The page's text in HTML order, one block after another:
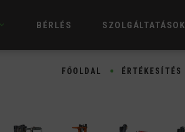
BÉRLÉS SZOLGÁLTATÁSOK
FŐOLDAL ÉRTÉKESÍTÉS